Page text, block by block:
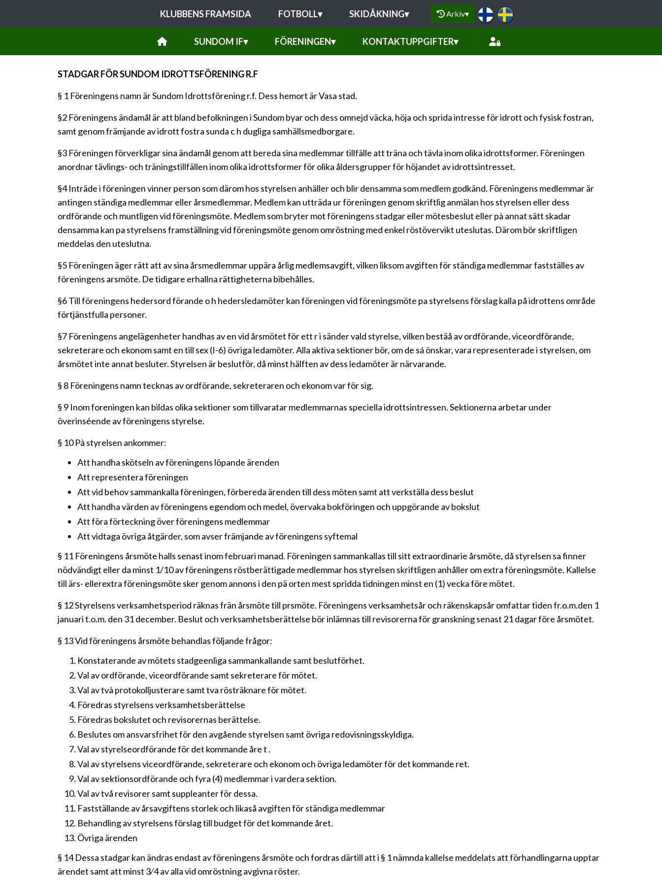
KLUBBENS FRAMSIDA FOTBOLL▾ SKIDÅKNING▾ Arkiv▾
SUNDOM IF▾ FÖRENINGEN▾ KONTAKTUPPGIFTER▾
STADGAR FÖR SUNDOM IDROTTSFÖRENING R.F
§ 1 Föreningens namn är Sundom Idrottsförening r.f. Dess hemort är Vasa stad.
§2 Föreningens ändamål är att bland befolkningen i Sundom byar och dess omnejd väcka, höja och sprida intresse för idrott och fysisk fostran,
samt genom främjande av idrott fostra sunda c h dugliga samhällsmedborgare.
§3 Föreningen förverkligar sina ändamål genom att bereda sina medlemmar tillfälle att träna och tävla inom olika idrottsformer. Föreningen
anordnar tävlings- och träningstillfällen inom olika idrottsformer för olika åldersgrupper för höjandet av idrottsintresset.
§4 Inträde i föreningen vinner person som därom hos styrelsen anhäller och blir densamma som medlem godkänd. Föreningens medlemmar är
antingen ständiga medlemmar eller årsmedlemmar. Medlem kan utträda ur föreningen genom skriftlig anmälan hos styrelsen eller dess
ordförande och muntligen vid föreningsmöte. Medlem som bryter mot föreningens stadgar eller mötesbeslut eller pà annat sätt skadar
densamma kan pa styrelsens framställning vid föreningsmöte genom omröstning med enkel röstövervikt uteslutas. Därom bör skriftligen
meddelas den uteslutna.
§5 Föreningen äger rätt att av sina årsmedlemmar uppära årlig medlemsavgift, vilken liksom avgiften för ständiga medlemmar fastställes av
föreningens arsmöte. De tidigare erhallna rättigheterna bibehålles.
§6 Till föreningens hedersord förande o h hedersledamöter kan föreningen vid föreningsmöte pa styrelsens förslag kalla på idrottens område
förtjänstfulla personer.
§7 Föreningens angelägenheter handhas av en vid årsmötet för ett r i sänder vald styrelse, vilken bestäå av ordförande, viceordförande,
sekreterare och ekonom samt en till sex (I-6) övriga ledamöter. Alla aktiva sektioner bör, om de sá önskar, vara representerade i styrelsen, om
årsmötet inte annat besluter. Styrelsen är beslutför, då minst hälften av dess ledamöter är närvarande.
§ 8 Föreningens namn tecknas av ordförande, sekreteraren och ekonom var för sig.
§ 9 Inom foreningen kan bildas olika sektioner som tillvaratar medlemmarnas speciella idrottsintressen. Sektionerna arbetar under
överinséende av föreningens styrelse.
§ 10 Pà styrelsen ankommer:
Att handha skötseln av föreningens löpande ärenden
Att representera föreningen
Att vid behov sammankalla föreningen, förbereda ärenden till dess möten samt att verkställa dess beslut
Att handha värden av föreningens egendom och medel, övervaka bokföringen och uppgörande av bokslut
Att föra förteckning över föreningens medlemmar
Att vidtaga övriga åtgärder, som avser främjande av föreningens syftemal
§ 11 Föreningens årsmöte halls senast inom februari manad. Föreningen sammankallas till sitt extraordinarie årsmöte, då styrelsen sa finner
nödvändigt eller da minst 1/10 av föreningens röstberättigade medlemmar hos styrelsen skriftligen anhåller om extra föreningsmöte. Kallelse
till ärs- ellerextra föreningsmöte sker genom annons i den pä orten mest spridda tidningen minst en (1) vecka före mötet.
§ 12 Styrelsens verksamhetsperiod räknas frän årsmöte till prsmöte. Föreningens verksamhetsår och räkenskapsår omfattar tiden fr.o.m.den 1
januari t.o.m. den 31 december. Beslut och verksamhetsberättelse bör inlämnas till revisorerna för granskning senast 21 dagar före årsmötet.
§ 13 Vid föreningens årsmöte behandlas följande frågor:
Konstaterande av mötets stadgeenliga sammankallande samt beslutförhet.
Val av ordförande, viceordförande samt sekreterare för mötet.
Val av tvà protokolljusterare samt tva rösträknare för mötet.
Föredras styrelsens verksamhetsberättelse
Föredras bokslutet och revisorernas berättelse.
Beslutes om ansvarsfrihet för den avgående styrelsen samt övriga redovisningsskyldiga.
Val av styrelseordförande för det kommande åre t .
Val av styrelsens viceordförande, sekreterare och ekonom och övriga ledamöter för det kommande ret.
Val av sektionsordförande och fyra (4) medlemmar i vardera sektion.
Val av två revisorer samt suppleanter för dessa.
Fastställande av årsavgiftens storlek och likaså avgiften för ständiga medlemmar
Behandling av styrelsens förslag till budget för det kommande året.
Övriga ärenden
§ 14 Dessa stadgar kan ändras endast av föreningens årsmöte och fordras därtill att i § 1 nämnda kallelse meddelats att förhandlingarna upptar
ärendet samt att minst 3⁄4 av alla vid omröstning avgivna röster.